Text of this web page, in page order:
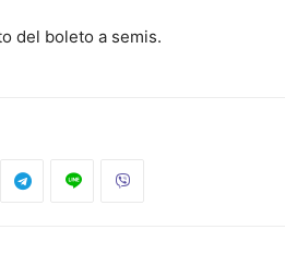
del boleto a semis.